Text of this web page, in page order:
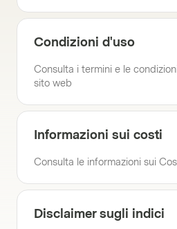
Condizioni d'uso
Consulta i termini e le
sito web
Informazioni sui costi
Consulta le informazioni sui
Disclaimer sugli indici